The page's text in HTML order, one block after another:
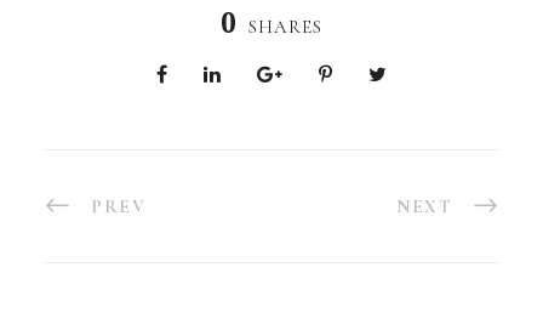
0 SHARES
PREV NEXT